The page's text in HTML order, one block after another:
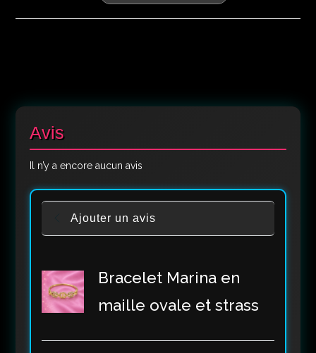
Avis
Il n’y a encore aucun avis
Ajouter un avis
Bracelet Marina en
maille ovale et strass